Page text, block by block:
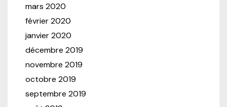
mars 2020
février 2020
janvier 2020
décembre 2019
novembre 2019
octobre 2019
septembre 2019